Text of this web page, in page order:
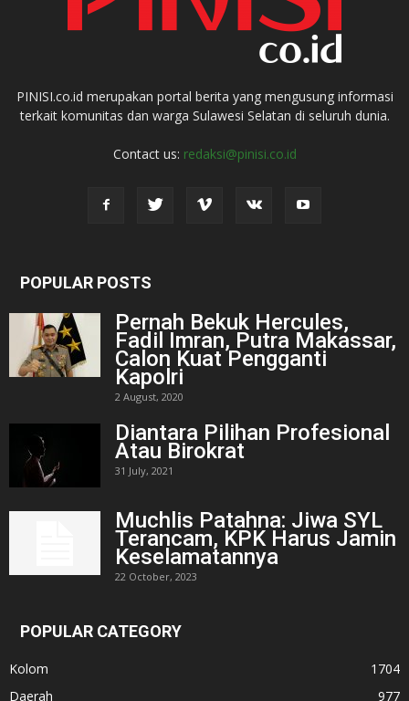
PINISI.co.id merupakan portal berita yang mengusung informasi
terkait komunitas dan warga Sulawesi Selatan di seluruh dunia.
Contact us: redaksi@pinisi.co.id
POPULAR POSTS
Pernah Bekuk Hercules,
Fadil Imran, Putra Makassar,
Calon Kuat Pengganti
Kapolri
2 August, 2020
Diantara Pilihan Profesional
Atau Birokrat
31 July, 2021
Muchlis Patahna: Jiwa SYL
Terancam, KPK Harus Jamin
Keselamatannya
22 October, 2023
POPULAR CATEGORY
Kolom
1704
Daerah
977